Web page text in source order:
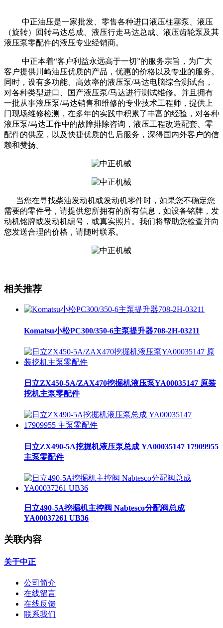
中正油压是一家批发、零售各种进口液压柱塞泵、液压
（旋转）回转马达总成、液压行走马达总成、液压齿轮泵及其
液压泵零配件的液压专业经销商。
中正本着“客户利益永远高于一切”的服务宗旨，为广大
客户提供川崎油压优质的产品，优惠的价格以及专业的服务。
同时，设有多功能、高效率的液压泵/马达电脑综合测试台，
对各种类型进口、国产液压泵/马达进行测试维修。并且拥有
一批从事液压泵/马达销售和维修的专业技术工程师，提供上
门现场维修检测，在多年的实践中积累了丰富的经验，对各种
液压泵/马达工作中的故障排除咨询，液压工程改造配套、零
配件的供应，以及快捷优质的售后服务，深得国内外客户的信
赖和赞扬。
当您在寻找柴油发动机或发动机零件时，如果您不确定您
需要的零件号，请提供您所拥有的所有信息，如设备铭牌，发
动机铭牌或发动机编号，或真实照片。我们将帮助您检查并向
您发送合理的价格，请随时联系。
相关推荐
Komatsu小松PC300/350-6主泵提升器708-2H-03211
日立ZX450-5A/ZAX470挖掘机液压泵YA00035147 原装
挖机主泵零配件
日立ZX490-5A挖掘机液压泵总成 YA00035147 17909955
主泵零配件
日立490-5A挖掘机主控阀 Nabtesco分配阀总成
YA00037261 UB36
关联内容
关于中正
公司简介
在线留言
在线反馈
联系我们